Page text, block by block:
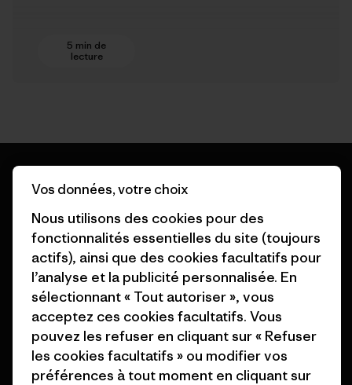
5 min de
lecture
Nous garantissons tous les
produits que nous
fabriquons.
Voir la Garantie Ironclad
Vos données, votre choix
Nous utilisons des cookies pour des
fonctionnalités essentielles du site (toujours
actifs), ainsi que des cookies facultatifs pour
l’analyse et la publicité personnalisée. En
sélectionnant « Tout autoriser », vous
acceptez ces cookies facultatifs. Vous
pouvez les refuser en cliquant sur « Refuser
les cookies facultatifs » ou modifier vos
préférences à tout moment en cliquant sur